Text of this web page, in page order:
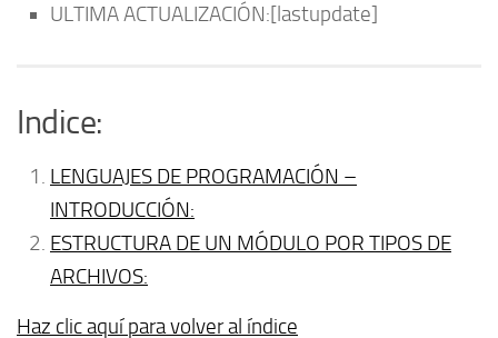
ULTIMA ACTUALIZACIÓN:[lastupdate]
Indice:
LENGUAJES DE PROGRAMACIÓN –
INTRODUCCIÓN:
ESTRUCTURA DE UN MÓDULO POR TIPOS DE
ARCHIVOS:
Haz clic aquí para volver al índice